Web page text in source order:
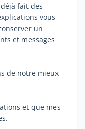
fait des
vous
un
et messages
de notre mieux
et que mes